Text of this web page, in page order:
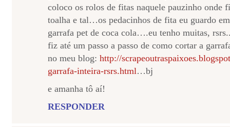
coloco os rolos de fitas naquele pauzinho onde
toalha e tal…os pedacinhos de fita eu guardo
garrafa pet de coca cola….eu tenho muitas,
fiz até um passo a passo de como cortar a
no meu blog: http://
garrafa-inteira-rsrs.html…bj
e amanha tô aí!
RESPONDER